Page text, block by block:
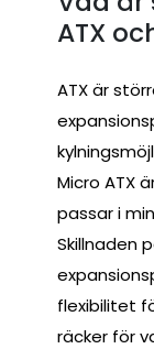
ATX
ATX är
Micro ATX
passar i
Skillnaden
flexibilitet
räcker för